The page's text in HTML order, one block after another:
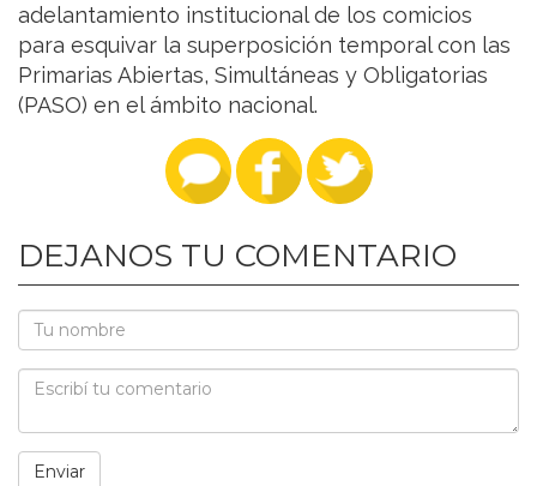
adelantamiento institucional de los comicios
para esquivar la superposición temporal con las
Primarias Abiertas, Simultáneas y Obligatorias
(PASO) en el ámbito nacional.
DEJANOS TU COMENTARIO